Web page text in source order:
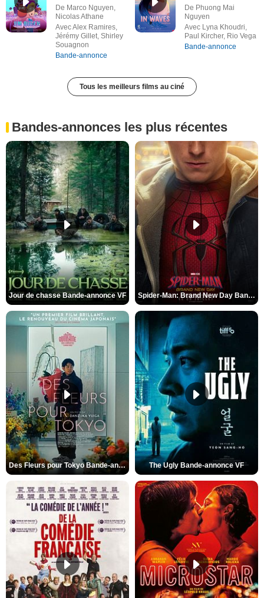
De Marco Nguyen,
Nicolas Athane
Avec Alex Ramires,
Jérémy Gillet, Shirley
Souagnon
Bande-annonce
De Phuong Mai
Nguyen
Avec Lyna Khoudri,
Paul Kircher, Rio Vega
Bande-annonce
Tous les meilleurs films au ciné
Bandes-annonces les plus récentes
Jour de chasse Bande-annonce VF Spider-Man: Brand New Day Bande-annonce (3) VO STFR
Des Fleurs pour Tokyo Bande-annonce VO STFR The Ugly Bande-annonce VF